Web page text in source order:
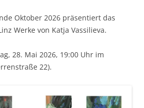
Oktober 2026 präsentiert das
Werke von Katja Vassilieva.
28. Mai 2026, 19:00 Uhr im
22).